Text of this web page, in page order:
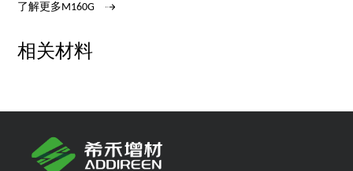
了解更多M160G
相关材料